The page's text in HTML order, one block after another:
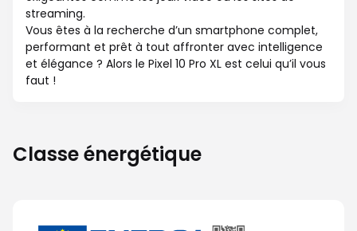
streaming.
Vous êtes à la recherche d’un smartphone complet,
performant et prêt à tout affronter avec intelligence
et élégance ? Alors le Pixel 10 Pro XL est celui qu’il vous
faut !
Classe énergétique